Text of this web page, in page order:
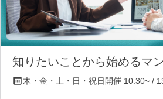
知りたいことから始めるマ